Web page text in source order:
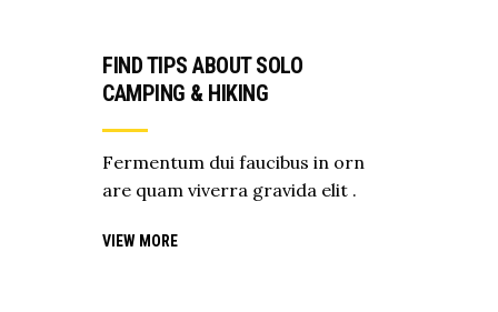
FIND TIPS ABOUT SOLO
CAMPING & HIKING
Fermentum dui faucibus in orn
are quam viverra gravida elit .
VIEW MORE